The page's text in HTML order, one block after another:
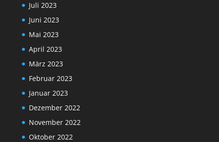
Juli 2023
Juni 2023
Mai 2023
April 2023
März 2023
Februar 2023
Januar 2023
Dezember 2022
November 2022
Oktober 2022